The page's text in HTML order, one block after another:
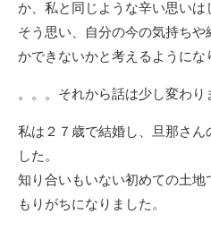
か、私と同じような辛い思いは
そう思い、自分の今の気持ち
かできないかと考えるようにな
。。。それから話は少し変わり
私は２７歳で結婚し、旦那さん
した。
知り合いもいない初めての土地
もりがちになりました。